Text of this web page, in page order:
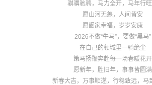
骐骥驰骋，马力全开，马年行
愿山河无恙，人间皆安
愿阖家幸福，岁岁安康
2026不做“牛马”，要做“黑马”
在自己的领域里一骑绝尘
策马扬鞭奔赴每一场春暖花开
愿新年，胜旧年，事事皆圆满
新春大吉，万事顺遂，行稳致远，马